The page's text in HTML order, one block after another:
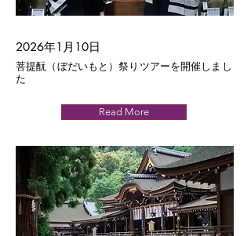
2026年1月10日
菩提酛（ぼだいもと）祭りツアーを開催しまし
た
Read More